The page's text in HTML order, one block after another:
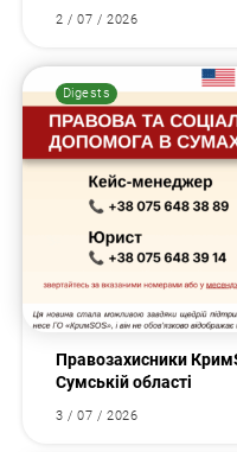
2 / 07 / 2026
Digests
Правозахисники
Сумській області
3 / 07 / 2026